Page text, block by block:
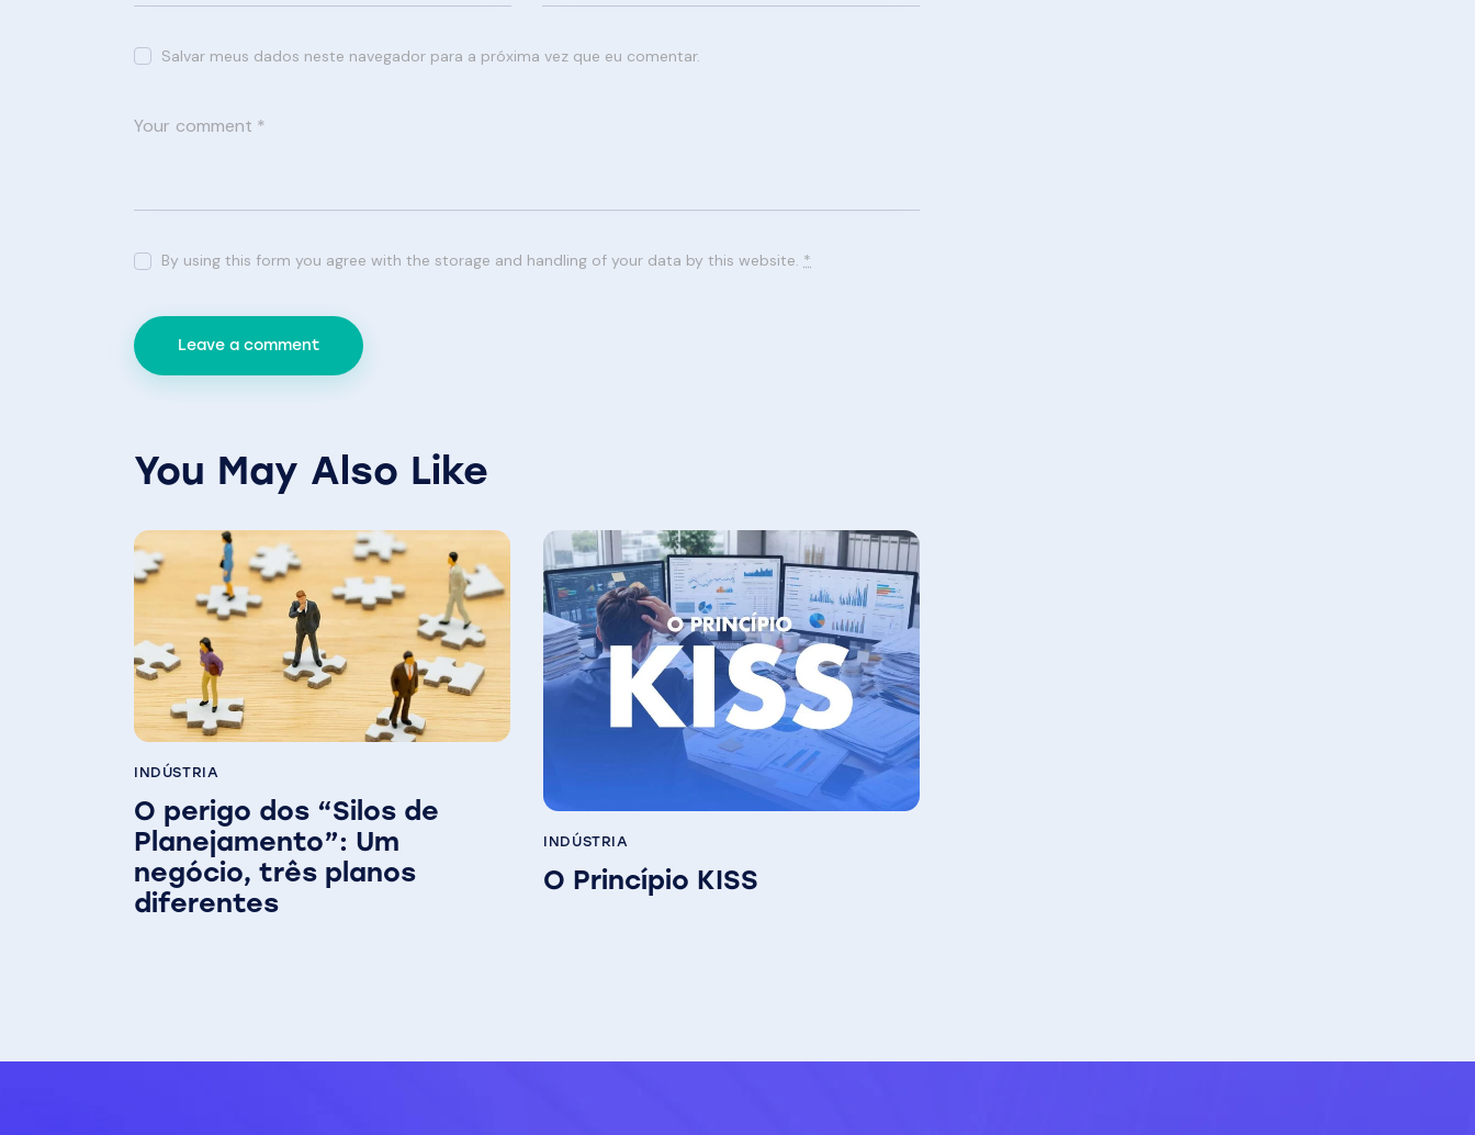
Salvar meus dados neste navegador para a próxima vez que eu comentar.
By using this form you agree with the storage and handling of your data by this website. *
You May Also Like
INDÚSTRIA
O perigo dos “Silos de
Planejamento”: Um
negócio, três planos
diferentes
INDÚSTRIA
O Princípio KISS